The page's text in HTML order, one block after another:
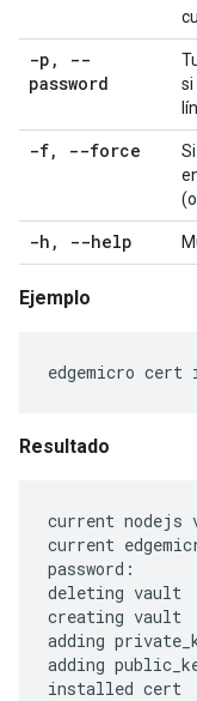
-p ,
--
password
si
-f, --force
-h , --help
Ejemplo
edgemicro cert
Resultado
current nodejs
current
password:
deleting vault
creating vault
adding
adding
installed cert